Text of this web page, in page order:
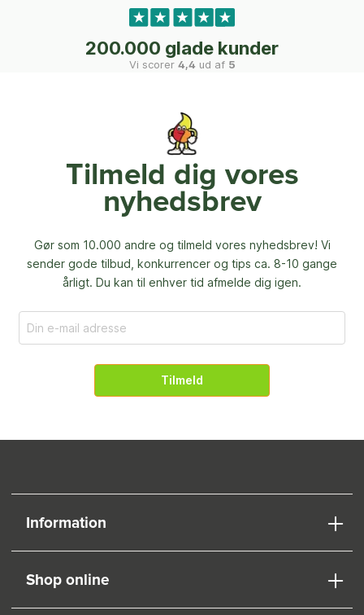
200.000 glade kunder
Vi scorer 4,4 ud af 5
Tilmeld dig vores
nyhedsbrev
Gør som 10.000 andre og tilmeld vores nyhedsbrev! Vi
sender gode tilbud, konkurrencer og tips ca. 8-10 gange
årligt. Du kan til enhver tid afmelde dig igen.
Tilmeld
Information
Shop online